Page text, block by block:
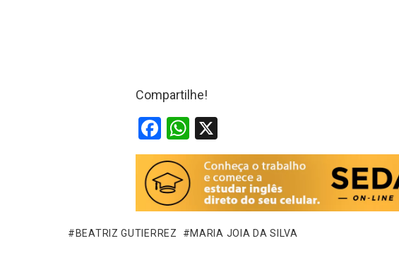
Compartilhe!
F
a
ce
b
o
o
W
h
at
s
A
p
BEATRIZ GUTIERREZ MARIA JOIA DA SILVA